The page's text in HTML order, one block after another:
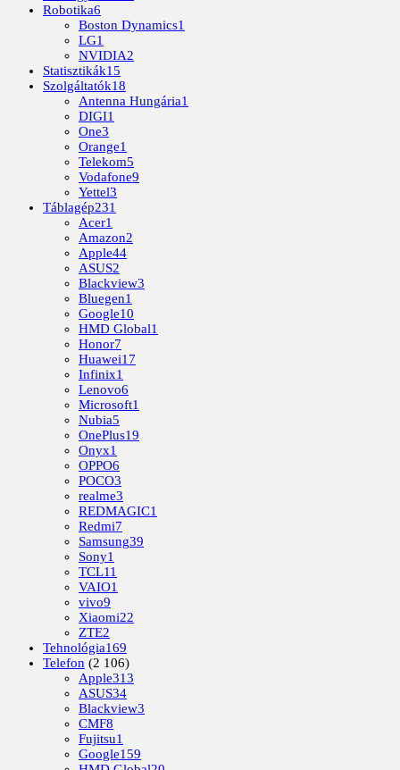
Robotika6
Boston Dynamics1
LG1
NVIDIA2
Statisztikák15
Szolgáltatók18
Antenna Hungária1
DIGI1
One3
Orange1
Telekom5
Vodafone9
Yettel3
Táblagép231
Acer1
Amazon2
Apple44
ASUS2
Blackview3
Bluegen1
Google10
HMD Global1
Honor7
Huawei17
Infinix1
Lenovo6
Microsoft1
Nubia5
OnePlus19
Onyx1
OPPO6
POCO3
realme3
REDMAGIC1
Redmi7
Samsung39
Sony1
TCL11
VAIO1
vivo9
Xiaomi22
ZTE2
Tehnológia169
Telefon (2 106)
Apple313
ASUS34
Blackview3
CMF8
Fujitsu1
Google159